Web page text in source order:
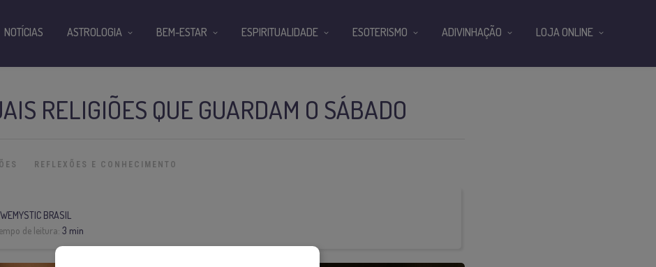
RELIGIÕES QUE GUARDAM O SÁBADO
REFLEXÕES E CONHECIMENTO
WEMYSTIC BRASIL
de leitura:3 min
NOTÍCIAS ASTROLOGIA BEM-ESTAR ESPIRITUALIDADE ESOTERISMO ADIVINHAÇÃO LOJA ONLINE